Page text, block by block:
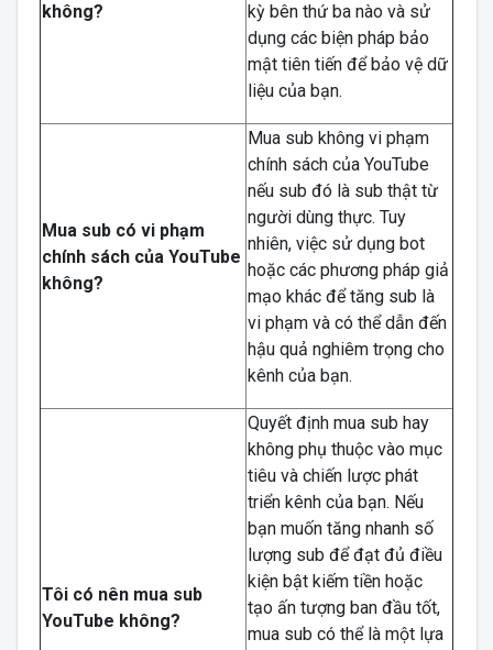
không?
kỳ bên thứ ba nào và sử
dụng các biện pháp bảo
mật tiên tiến để bảo vệ dữ
liệu của bạn.
Mua sub có vi phạm
chính sách của YouTube
không?
Mua sub không vi phạm
chính sách của YouTube
nếu sub đó là sub thật từ
người dùng thực. Tuy
nhiên, việc sử dụng bot
hoặc các phương pháp giả
mạo khác để tăng sub là
vi phạm và có thể dẫn đến
hậu quả nghiêm trọng cho
kênh của bạn.
Tôi có nên mua sub
YouTube không?
Quyết định mua sub hay
không phụ thuộc vào mục
tiêu và chiến lược phát
triển kênh của bạn. Nếu
bạn muốn tăng nhanh số
lượng sub để đạt đủ điều
kiện bật kiếm tiền hoặc
tạo ấn tượng ban đầu tốt,
mua sub có thể là một lựa